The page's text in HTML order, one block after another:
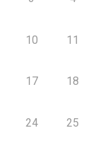
10 11
17 18
24 25